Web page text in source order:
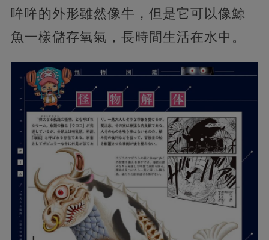
哞哞的外形雖然像牛，但是它可以像鯨
魚一樣儲存氧氣，長時間生活在水中。